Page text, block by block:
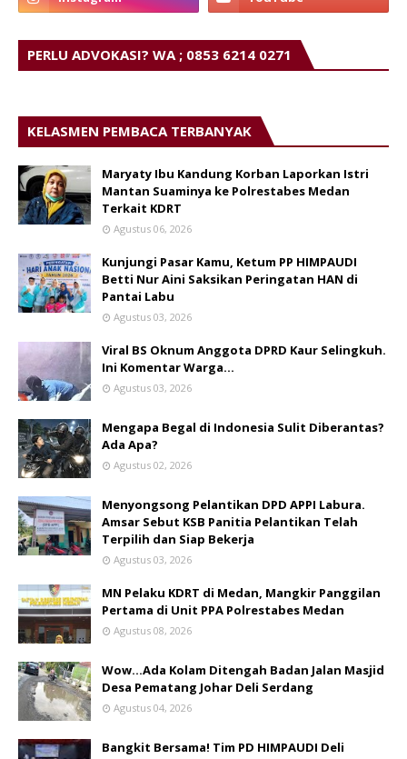
PERLU ADVOKASI? WA ; 0853 6214 0271
KELASMEN PEMBACA TERBANYAK
Maryaty Ibu Kandung Korban Laporkan Istri
Mantan Suaminya ke Polrestabes Medan
Terkait KDRT
Agustus 06, 2026
Kunjungi Pasar Kamu, Ketum PP HIMPAUDI
Betti Nur Aini Saksikan Peringatan HAN di
Pantai Labu
Agustus 03, 2026
Viral BS Oknum Anggota DPRD Kaur Selingkuh.
Ini Komentar Warga…
Agustus 03, 2026
Mengapa Begal di Indonesia Sulit Diberantas?
Ada Apa?
Agustus 02, 2026
Menyongsong Pelantikan DPD APPI Labura.
Amsar Sebut KSB Panitia Pelantikan Telah
Terpilih dan Siap Bekerja
Agustus 03, 2026
MN Pelaku KDRT di Medan, Mangkir Panggilan
Pertama di Unit PPA Polrestabes Medan
Agustus 08, 2026
Wow...Ada Kolam Ditengah Badan Jalan Masjid
Desa Pematang Johar Deli Serdang
Agustus 04, 2026
Bangkit Bersama! Tim PD HIMPAUDI Deli